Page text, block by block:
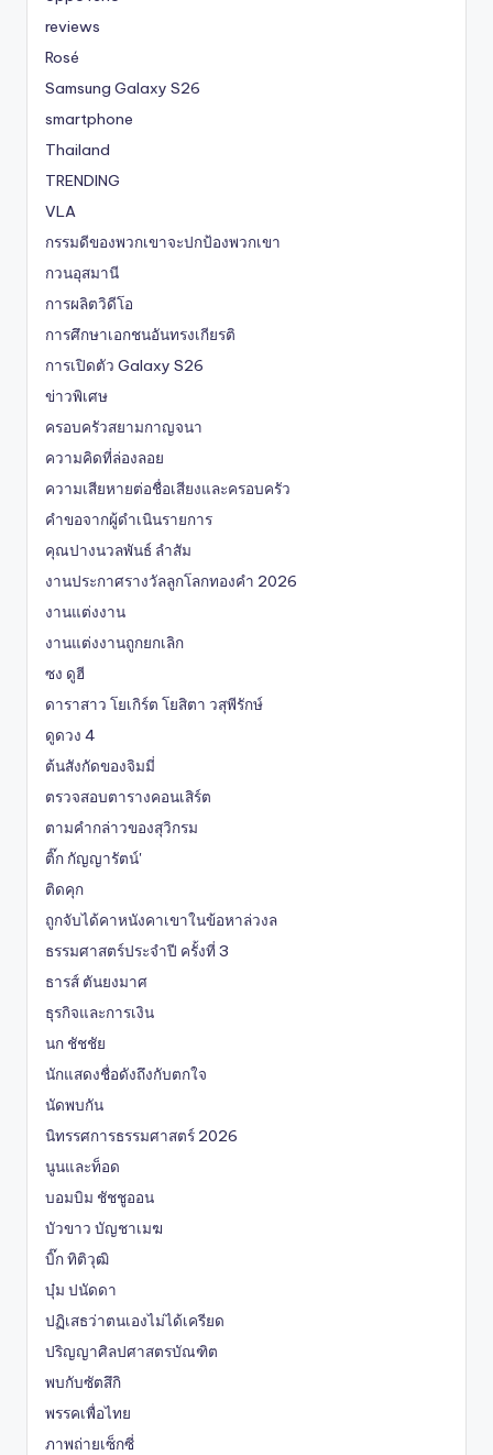
reviews
Rosé
Samsung Galaxy S26
smartphone
Thailand
TRENDING
VLA
กรรมดีของพวกเขาจะปกป้องพวกเขา
กวนอุสมานี
การผลิตวิดีโอ
การศึกษาเอกชนอันทรงเกียรติ
การเปิดตัว Galaxy S26
ข่าวพิเศษ
ครอบครัวสยามกาญจนา
ความคิดที่ล่องลอย
ความเสียหายต่อชื่อเสียงและครอบครัว
คำขอจากผู้ดำเนินรายการ
คุณปางนวลพันธ์ ลำสัม
งานประกาศรางวัลลูกโลกทองคำ 2026
งานแต่งงาน
งานแต่งงานถูกยกเลิก
ซง ดูฮี
ดาราสาว โยเกิร์ต โยสิตา วสุพีรักษ์
ดูดวง 4
ต้นสังกัดของจิมมี่
ตรวจสอบตารางคอนเสิร์ต
ตามคำกล่าวของสุวิกรม
ติ๊ก กัญญารัตน์'
ติดคุก
ถูกจับได้คาหนังคาเขาในข้อหาล่วงล
ธรรมศาสตร์ประจำปี ครั้งที่ 3
ธารส์ ตันยงมาศ
ธุรกิจและการเงิน
นก ชัชชัย
นักแสดงชื่อดังถึงกับตกใจ
นัดพบกัน
นิทรรศการธรรมศาสตร์ 2026
นูนและท็อด
บอมบิม ชัชชูออน
บัวขาว บัญชาเมฆ
บิ๊ก ทิติวุฒิ
บุ๋ม ปนัดดา
ปฏิเสธว่าตนเองไม่ได้เครียด
ปริญญาศิลปศาสตรบัณฑิต
พบกับซัตสึกิ
พรรคเพื่อไทย
ภาพถ่ายเซ็กซี่